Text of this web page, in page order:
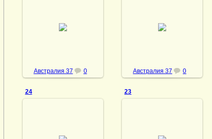
Австралия 37 0 Австралия 37 0
24 23